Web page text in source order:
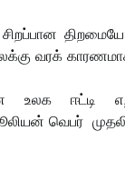
வரக்
உலக ஈட்டி
வெபர்